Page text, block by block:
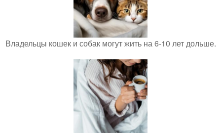
Владельцы кошек и собак могут жить на 6-10 лет дольше.